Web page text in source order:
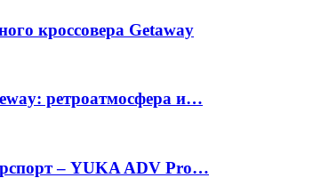
кроссовера Getaway
ретроатмосфера и…
– YUKA ADV Pro…